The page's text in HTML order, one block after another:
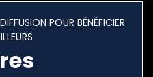
POUR BÉNÉFICIER